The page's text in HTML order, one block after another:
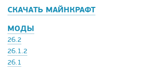
СКАЧАТЬ МАЙНКРАФТ
МОДЫ
26.2
26.1.2
26.1